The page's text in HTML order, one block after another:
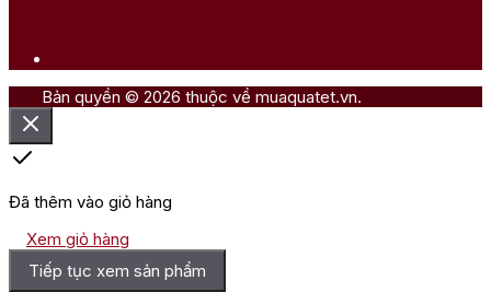
Bản quyền © 2026 thuộc về muaquatet.vn.
Đã thêm vào giỏ hàng
Xem giỏ hàng
Tiếp tục xem sản phẩm